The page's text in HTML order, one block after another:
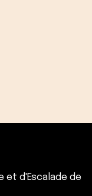
et d'Escalade de